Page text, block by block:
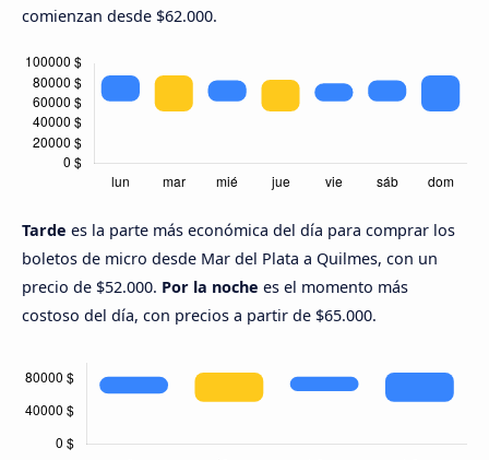
comienzan desde $62.000.
Tarde es la parte más económica del día para comprar los
boletos de micro desde Mar del Plata a Quilmes, con un
precio de $52.000. Por la noche es el momento más
costoso del día, con precios a partir de $65.000.